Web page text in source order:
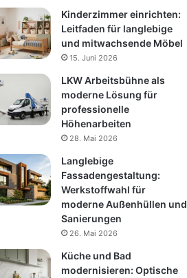
Kinderzimmer einrichten:
Leitfaden für langlebige
und mitwachsende Möbel
15. Juni 2026
LKW Arbeitsbühne als
moderne Lösung für
professionelle
Höhenarbeiten
28. Mai 2026
Langlebige
Fassadengestaltung:
Werkstoffwahl für
moderne Außenhüllen und
Sanierungen
26. Mai 2026
Küche und Bad
modernisieren: Optische